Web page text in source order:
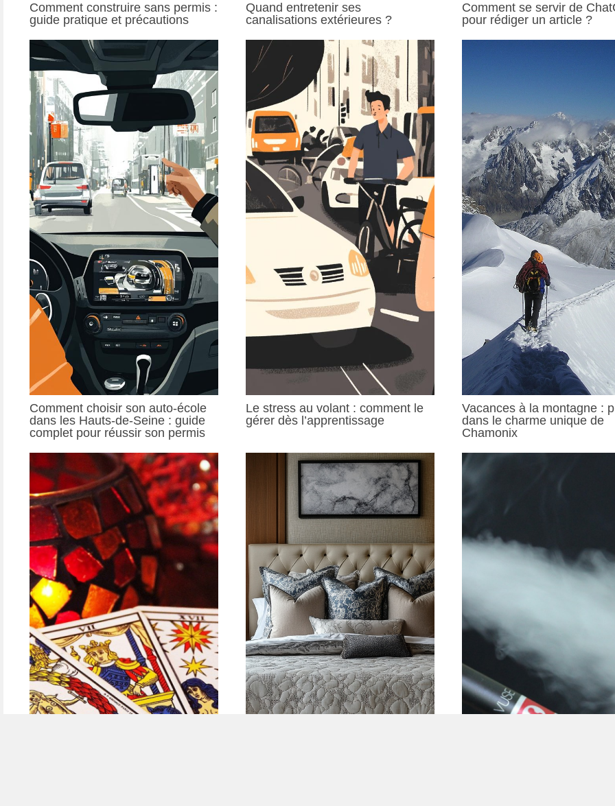
Comment construire sans permis :
guide pratique et précautions
Quand entretenir ses
canalisations extérieures ?
Comment se servir de
pour rédiger un article ?
Comment choisir son auto-école
dans les Hauts-de-Seine : guide
complet pour réussir son permis
Le stress au volant : comment le
gérer dès l’apprentissage
Vacances à la montagne :
dans le charme unique de
Chamonix